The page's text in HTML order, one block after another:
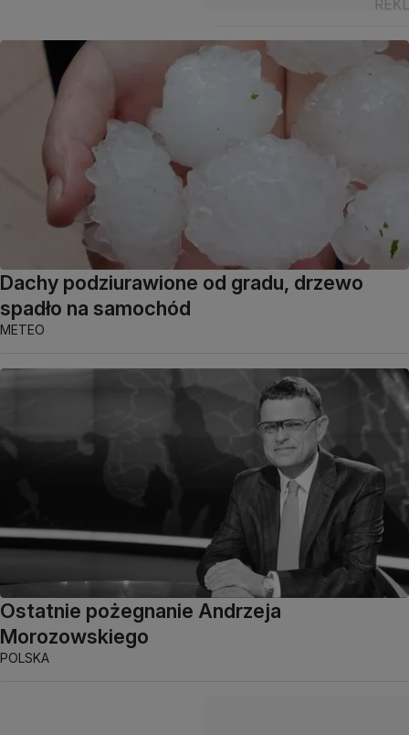
Dachy podziurawione od gradu, drzewo
spadło na samochód
METEO
Ostatnie pożegnanie Andrzeja
Morozowskiego
POLSKA